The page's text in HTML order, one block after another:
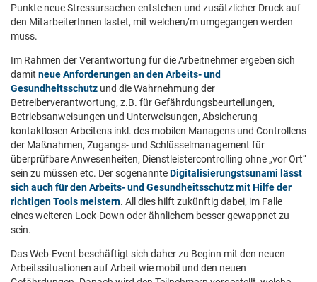
Punkte neue Stressursachen entstehen und zusätzlicher Druck auf
den MitarbeiterInnen lastet, mit welchen/m umgegangen werden
muss.
Im Rahmen der Verantwortung für die Arbeitnehmer ergeben sich
damit neue Anforderungen an den Arbeits- und
Gesundheitsschutz und die Wahrnehmung der
Betreiberverantwortung, z.B. für Gefährdungsbeurteilungen,
Betriebsanweisungen und Unterweisungen, Absicherung
kontaktlosen Arbeitens inkl. des mobilen Managens und Controllens
der Maßnahmen, Zugangs- und Schlüsselmanagement für
überprüfbare Anwesenheiten, Dienstleistercontrolling ohne „vor Ort“
sein zu müssen etc. Der sogenannteDigitalisierungstsunami lässt
sich auch für den Arbeits- und Gesundheitsschutz mit Hilfe der
richtigen Tools meistern. All dies hilft zukünftig dabei, im Falle
eines weiteren Lock-Down oder ähnlichem besser gewappnet zu
sein.
Das Web-Event beschäftigt sich daher zu Beginn mit den neuen
Arbeitssituationen auf Arbeit wie mobil und den neuen